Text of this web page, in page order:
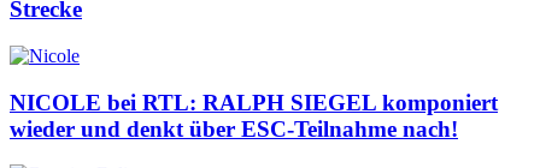
Strecke
NICOLE bei RTL: RALPH SIEGEL komponiert
wieder und denkt über ESC-Teilnahme nach!